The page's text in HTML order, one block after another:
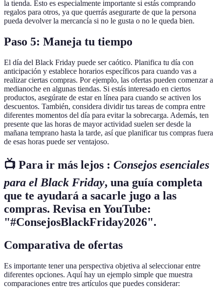
la tienda. Esto es especialmente importante si estás comprando
regalos para otros, ya que querrás asegurarte de que la persona
pueda devolver la mercancía si no le gusta o no le queda bien.
Paso 5: Maneja tu tiempo
El día del Black Friday puede ser caótico. Planifica tu día con
anticipación y establece horarios específicos para cuando vas a
realizar ciertas compras. Por ejemplo, las ofertas pueden comenzar a
medianoche en algunas tiendas. Si estás interesado en ciertos
productos, asegúrate de estar en línea para cuando se activen los
descuentos. También, considera dividir tus tareas de compra entre
diferentes momentos del día para evitar la sobrecarga. Además, ten
presente que las horas de mayor actividad suelen ser desde la
mañana temprano hasta la tarde, así que planificar tus compras fuera
de esas horas puede ser ventajoso.
📺 Para ir más lejos : Consejos esenciales
para el Black Friday, una guía completa
que te ayudará a sacarle jugo a las
compras. Revisa en YouTube:
"#ConsejosBlackFriday2026".
Comparativa de ofertas
Es importante tener una perspectiva objetiva al seleccionar entre
diferentes opciones. Aquí hay un ejemplo simple que muestra
comparaciones entre tres artículos que puedes considerar: